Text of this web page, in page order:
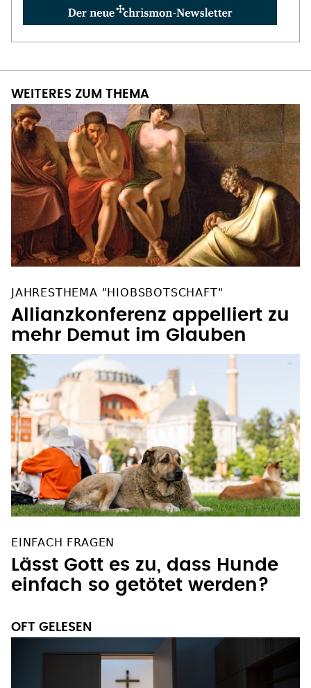
WEITERES ZUM THEMA
JAHRESTHEMA "HIOBSBOTSCHAFT"
Allianzkonferenz appelliert zu
mehr Demut im Glauben
EINFACH FRAGEN
Lässt Gott es zu, dass Hunde
einfach so getötet werden?
OFT GELESEN